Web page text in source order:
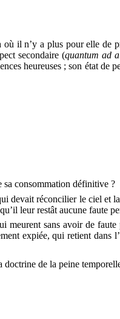
il n’y a plus pour elle de
secondaire(quantum ad
heureuses ; son état de
sa consommation définitive ?
devait réconcilier le ciel et
leur restât aucune faute
sans avoir de faute
expiée, qui retient dans
de la peine